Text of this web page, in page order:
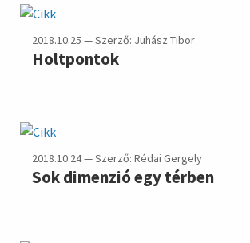
2018.10.25 — Szerző: Juhász Tibor
Holtpontok
2018.10.24 — Szerző: Rédai Gergely
Sok dimenzió egy térben